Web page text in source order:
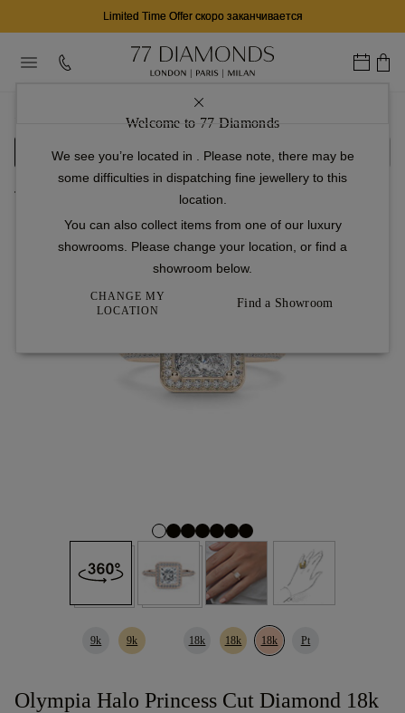
Limited Time Offer скоро заканчивается
Welcome to 77 Diamonds
We see you’re located in
. Please note, there may be
some difficulties in dispatching fine jewellery to this
location.
You can also collect items from one of our luxury
showrooms. Please change your location, or find a
showroom below.
CHANGE MY
LOCATION
Find a Showroom
Настройка Бриллиант Готово
Перемещайте влево и вправо
для управления обзором
360°
9k 9k 18k 18k 18k Pt
Olympia Halo Princess Cut Diamond 18k